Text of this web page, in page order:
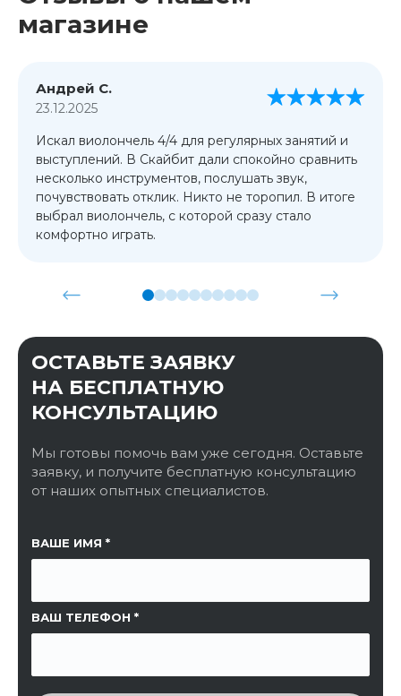
магазине
Андрей С.
23.12.2025
Искал виолончель 4/4 для регулярных занятий и
выступлений. В Скайбит дали спокойно сравнить
несколько инструментов, послушать звук,
почувствовать отклик. Никто не торопил. В итоге
выбрал виолончель, с которой сразу стало
комфортно играть.
ОСТАВЬТЕ ЗАЯВКУ
НА БЕСПЛАТНУЮ
КОНСУЛЬТАЦИЮ
Мы готовы помочь вам уже сегодня. Оставьте
заявку, и получите бесплатную консультацию
от наших опытных специалистов.
ВАШЕ ИМЯ
ВАШ ТЕЛЕФОН
ССЫЛКА НА СТРАНИЦУ